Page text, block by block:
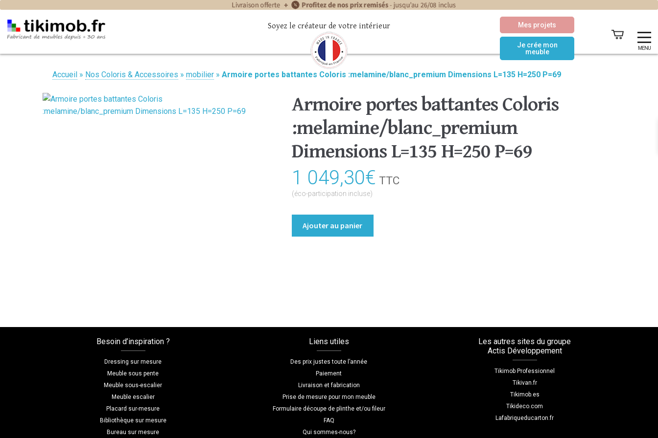
MENU
Mes projets
Je crée mon
meuble
Soyez le créateur de votre intérieur
Accueil » Nos Coloris & Accessoires » mobilier » Armoire portes battantes Coloris :melamine/blanc_premium Dimensions L=135 H=250 P=69
Armoire portes battantes Coloris
:melamine/blanc_premium
Dimensions L=135 H=250 P=69
1 049,30€ TTC
(éco-participation incluse)
H=250
P=69
Ajouter au panier
Besoin d’inspiration ?
Dressing sur mesure
Meuble sous pente
Meuble sous-escalier
Meuble escalier
Placard sur-mesure
Bibliothèque sur mesure
Bureau sur mesure
Liens utiles
Des prix justes toute l’année
Paiement
Livraison et fabrication
Prise de mesure pour mon meuble
Formulaire découpe de plinthe et/ou fileur
FAQ
Qui sommes-nous?
Les autres sites du groupe
Actis Développement
Tikimob Professionnel
Tikivan.fr
Tikimob.es
Tikideco.com
Lafabriqueducarton.fr